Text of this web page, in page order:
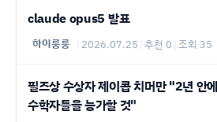
claude opus5 발표
하이룽룽 2026.07.25 추천 0 조회 35
필즈상 수상자 제이콥 치머만 "2년 안
수학자들을 능가할 것"